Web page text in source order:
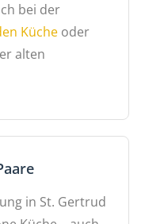
bei der
Küche oder
alten
in St. Gertrud